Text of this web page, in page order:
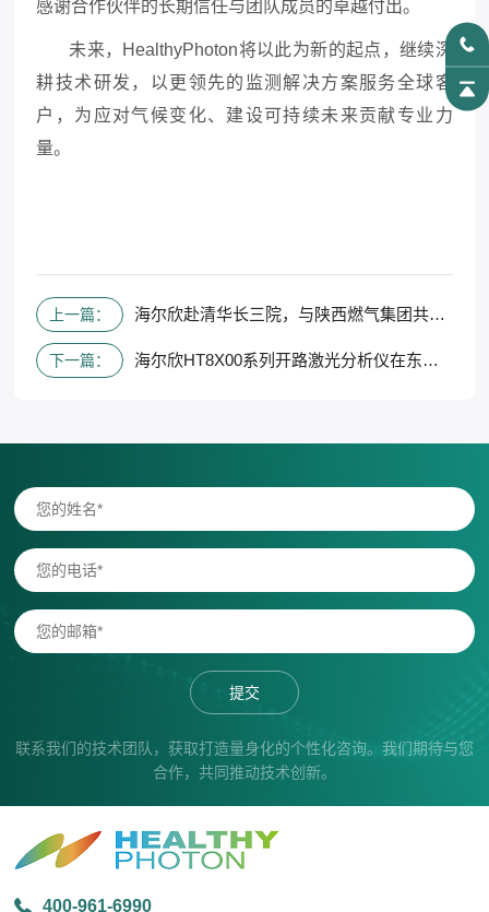
感谢合作伙伴的长期信任与团队成员的卓越付出。
未来，HealthyPhoton将以此为新的起点，继续深
耕技术研发，以更领先的监测解决方案服务全球客
户，为应对气候变化、建设可持续未来贡献专业力
量。
上一篇： 海尔欣赴清华长三院，与陕西燃气集团共商低碳能源新生态
下一篇： 海尔欣HT8X00系列开路激光分析仪在东北三站顺利部署
提交
联系我们的技术团队，获取打造量身化的个性化咨询。我们期待与您
合作，共同推动技术创新。
400-961-6990